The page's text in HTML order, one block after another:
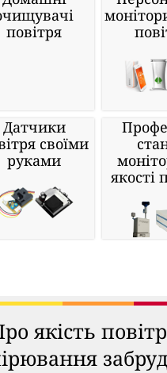
повітря
Датчики
своїми
руками
якості
якість